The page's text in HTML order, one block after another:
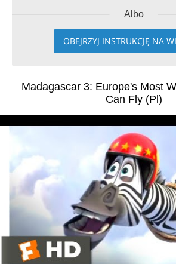
Albo
OBEJRZYJ INSTRUKCJĘ NA
Madagascar 3: Europe's Most
Can Fly (Pl)